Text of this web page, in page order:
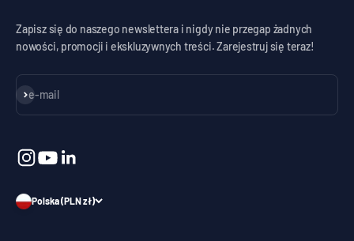
Zapisz się do naszego newslettera i nigdy nie przegap żadnych
nowości, promocji i ekskluzywnych treści. Zarejestruj się teraz!
e-mail
Subskrybuj
Polska (PLN zł)